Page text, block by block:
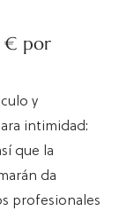
€ por
y
intimidad:
que la
da
profesionales